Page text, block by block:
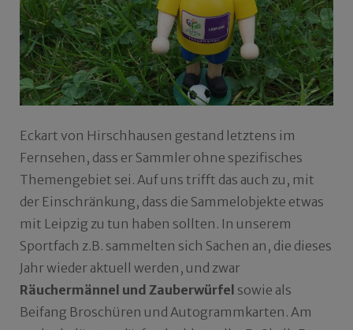
Eckart von Hirschhausen gestand letztens im
Fernsehen, dass er Sammler ohne spezifisches
Themengebiet sei. Auf uns trifft das auch zu, mit
der Einschränkung, dass die Sammelobjekte etwas
mit Leipzig zu tun haben sollten. In unserem
Sportfach z.B. sammelten sich Sachen an, die dieses
Jahr wieder aktuell werden, und zwar
Räuchermännel und Zauberwürfel sowie als
Beifang Broschüren und Autogrammkarten. Am